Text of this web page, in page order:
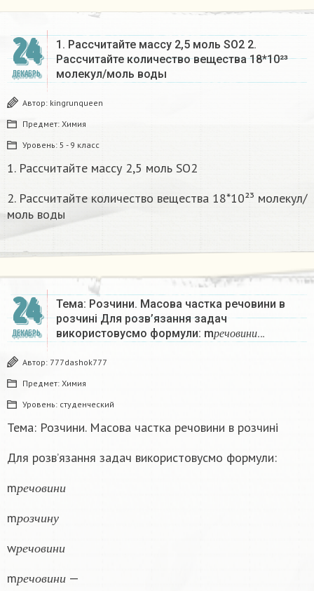
24
ДЕКАБРЬ
1. Рассчитайте массу 2,5 моль SO2 2.
Рассчитайте количество вещества 18*10²³
молекул/моль воды
Автор: kingrunqueen
Предмет: Химия
Уровень: 5 - 9 класс
1. Рассчитайте массу 2,5 моль SO2
2. Рассчитайте количество вещества 18*10²³ молекул/
моль воды
24
ДЕКАБРЬ
Тема: Розчини. Масова частка речовини в
розчині Для розв’язання задач
використовусмо формули: m р е ч о в и н и
ре
…
Автор: 777dashok777
Предмет: Химия
Уровень: студенческий
Тема: Розчини. Масова частка речовини в розчині
Для розв’язання задач використовусмо формули:
m р е ч о в и н и
m р о з ч и н у
wр е ч о в и н и
m р е ч о в и н и
—